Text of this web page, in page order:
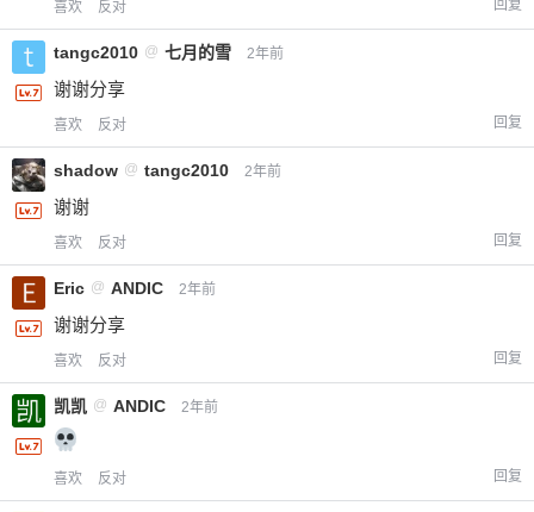
50
¥
喜欢 反对 回复
tangc2010 @ 七月的雪 2年前
谢谢分享
喜欢 反对 回复
shadow @ tangc2010 2年前
谢谢
喜欢 反对 回复
Eric @ ANDIC 2年前
谢谢分享
喜欢 反对 回复
凯凯 @ ANDIC 2年前
喜欢 反对 回复
限。
6位以上